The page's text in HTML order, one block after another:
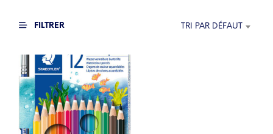
FILTRER TRI PAR DÉFAUT